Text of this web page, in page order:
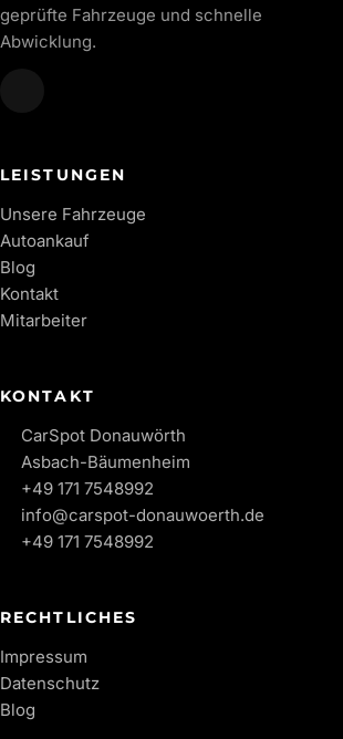
geprüfte Fahrzeuge und schnelle
Abwicklung.
LEISTUNGEN
Unsere Fahrzeuge
Autoankauf
Blog
Kontakt
Mitarbeiter
KONTAKT
CarSpot Donauwörth
Asbach-Bäumenheim
+49 171 7548992
info@carspot-donauwoerth.de
+49 171 7548992
RECHTLICHES
Impressum
Datenschutz
Blog